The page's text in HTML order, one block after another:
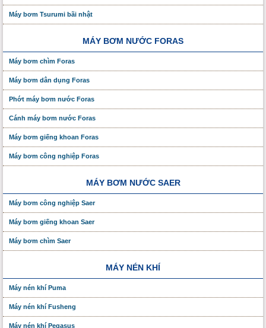
Máy bơm Tsurumi bãi nhật
MÁY BƠM NƯỚC FORAS
Máy bơm chìm Foras
Máy bơm dân dụng Foras
Phớt máy bơm nước Foras
Cánh máy bơm nước Foras
Máy bơm giếng khoan Foras
Máy bơm công nghiệp Foras
MÁY BƠM NƯỚC SAER
Máy bơm công nghiệp Saer
Máy bơm giếng khoan Saer
Máy bơm chìm Saer
MÁY NÉN KHÍ
Máy nén khí Puma
Máy nén khí Fusheng
Máy nén khí Pegasus